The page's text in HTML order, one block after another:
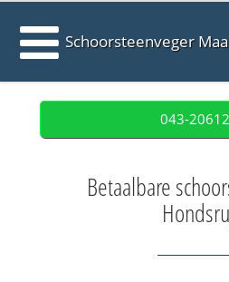
Schoorsteenveger
043-
Betaalbare